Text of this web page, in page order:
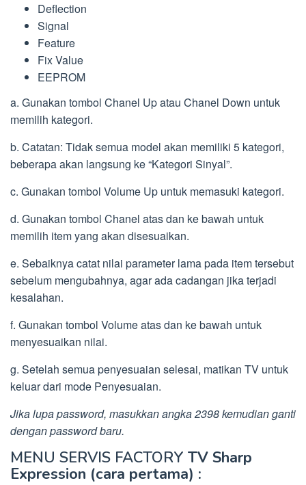
Deflection
Signal
Feature
Fix Value
EEPROM
a. Gunakan tombol Chanel Up atau Chanel Down untuk
memilih kategori.
b. Catatan: Tidak semua model akan memiliki 5 kategori,
beberapa akan langsung ke “Kategori Sinyal”.
c. Gunakan tombol Volume Up untuk memasuki kategori.
d. Gunakan tombol Chanel atas dan ke bawah untuk
memilih item yang akan disesuaikan.
e. Sebaiknya catat nilai parameter lama pada item tersebut
sebelum mengubahnya, agar ada cadangan jika terjadi
kesalahan.
f. Gunakan tombol Volume atas dan ke bawah untuk
menyesuaikan nilai.
g. Setelah semua penyesuaian selesai, matikan TV untuk
keluar dari mode Penyesuaian.
Jika lupa password, masukkan angka 2398 kemudian ganti
dengan password baru.
MENU SERVIS FACTORY TV Sharp
Expression (cara pertama) :